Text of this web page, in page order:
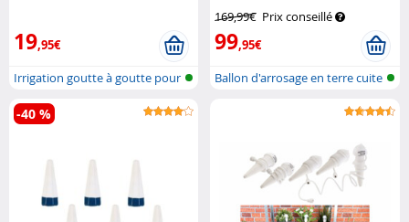
19,95€
Irrigation goutte à goutte pour
pla...
169,99€ Prix conseillé
99,95€
Ballon d'arrosage en terre cuite
-40 %